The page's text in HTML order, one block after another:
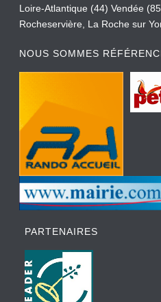
Loire-Atlantique (44) Vendée
Rocheservière, La Roche sur
NOUS SOMMES
PARTENAIRES